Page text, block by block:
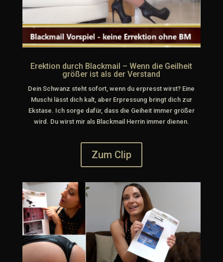
Erektion durch Blackmail – Wenn die Geilheit
größer ist als der Verstand
Dein Schwanz steht sofort, wenn du erpresst wirst? Eine
Muschi lässt dich kalt, aber Erpressung bringt dich zur
Ekstase. Ich sorge dafür, dass die Geiheit immer größer
wird. Du wirst mir als Blackmail Herrin immer dienen.
Zum Clip